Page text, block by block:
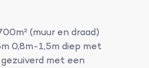
(muur en draad)
0,8m-1,5m diep met
met een